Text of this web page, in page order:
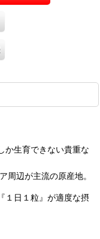
か生育できない貴重な
周辺が主流の原産地。
１日１粒』が適度な摂